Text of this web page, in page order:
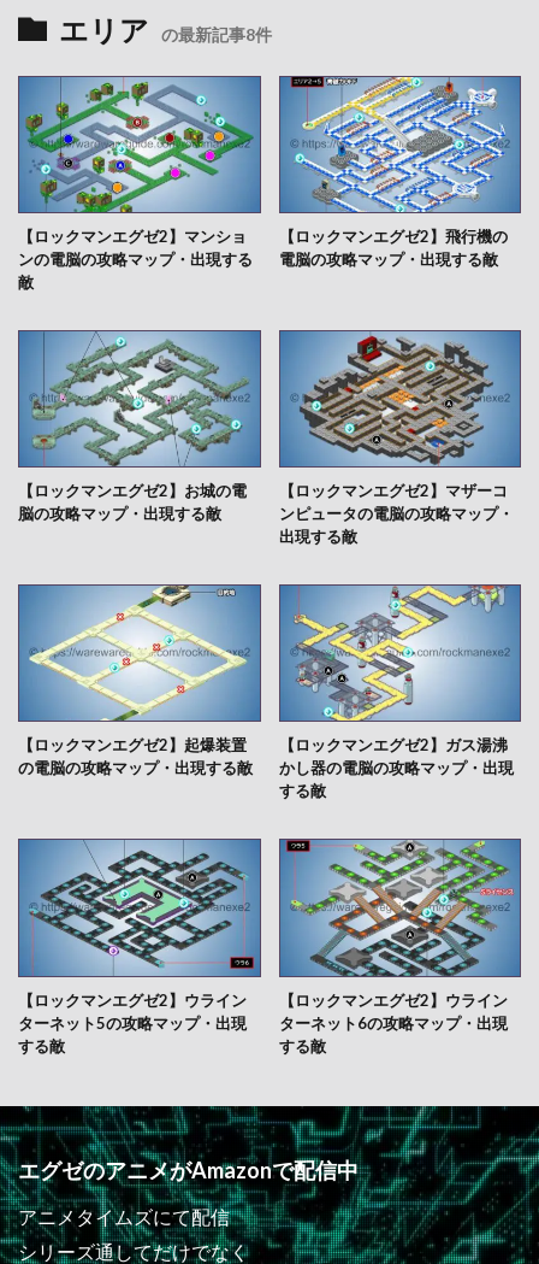
エリア の最新記事8件
【ロックマンエグゼ2】マンショ
ンの電脳の攻略マップ・出現する
敵
【ロックマンエグゼ2】飛行機の
電脳の攻略マップ・出現する敵
【ロックマンエグゼ2】お城の電
脳の攻略マップ・出現する敵
【ロックマンエグゼ2】マザーコ
ンピュータの電脳の攻略マップ・
出現する敵
【ロックマンエグゼ2】起爆装置
の電脳の攻略マップ・出現する敵
【ロックマンエグゼ2】ガス湯沸
かし器の電脳の攻略マップ・出現
する敵
【ロックマンエグゼ2】ウライン
ターネット5の攻略マップ・出現
する敵
【ロックマンエグゼ2】ウライン
ターネット6の攻略マップ・出現
する敵
エグゼのアニメがAmazonで配信中
アニメタイムズにて配信
シリーズ通してだけでなく